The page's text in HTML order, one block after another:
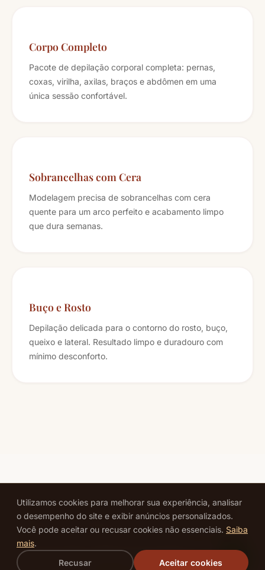
Corpo Completo
Pacote de depilação corporal completa: pernas,
coxas, virilha, axilas, braços e abdômen em uma
única sessão confortável.
Sobrancelhas com Cera
Modelagem precisa de sobrancelhas com cera
quente para um arco perfeito e acabamento limpo
que dura semanas.
Buço e Rosto
Depilação delicada para o contorno do rosto, buço,
queixo e lateral. Resultado limpo e duradouro com
mínimo desconforto.
Por que a Cera Marroquina é a
escolha das mulheres exigentes?
No We Hall, não trabalhamos com ceras tradicionais,
Utilizamos cookies para melhorar sua experiência, analisar
o desempenho do site e exibir anúncios personalizados.
Você pode aceitar ou recusar cookies não essenciais. Saiba
mais.
Recusar
Aceitar cookies